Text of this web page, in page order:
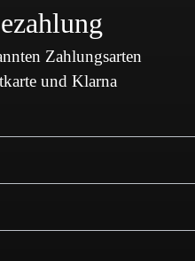
Zahlungsarten
und Klarna